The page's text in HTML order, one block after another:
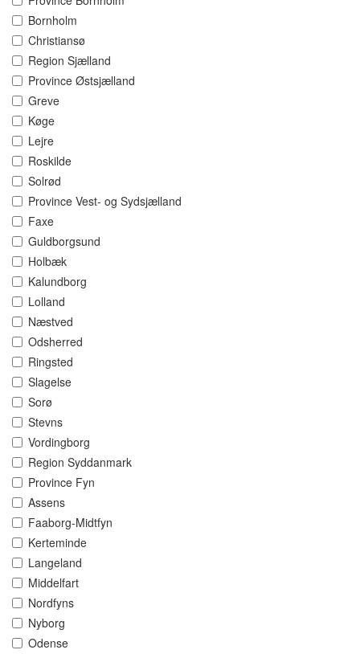
Bornholm
Christiansø
Region Sjælland
Province Østsjælland
Greve
Køge
Lejre
Roskilde
Solrød
Province Vest- og Sydsjælland
Faxe
Guldborgsund
Holbæk
Kalundborg
Lolland
Næstved
Odsherred
Ringsted
Slagelse
Sorø
Stevns
Vordingborg
Region Syddanmark
Province Fyn
Assens
Faaborg-Midtfyn
Kerteminde
Langeland
Middelfart
Nordfyns
Nyborg
Odense